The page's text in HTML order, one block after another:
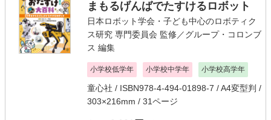
まもるげんばでたすけるロボット
日本ロボット学会・子ども中心のロボティク
ス研究 専門委員会 監修／グループ・コロンブ
ス 編集
小学校低学年 小学校中学年 小学校高学年
童心社 / ISBN978-4-494-01898-7 / A4変型判 /
303×216mm / 31ページ